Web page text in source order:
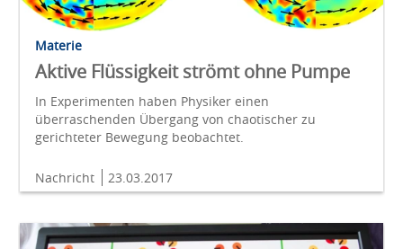
Materie
Aktive Flüssigkeit strömt ohne Pumpe
In Experimenten haben Physiker einen
überraschenden Übergang von chaotischer zu
gerichteter Bewegung beobachtet.
Nachricht 23.03.2017